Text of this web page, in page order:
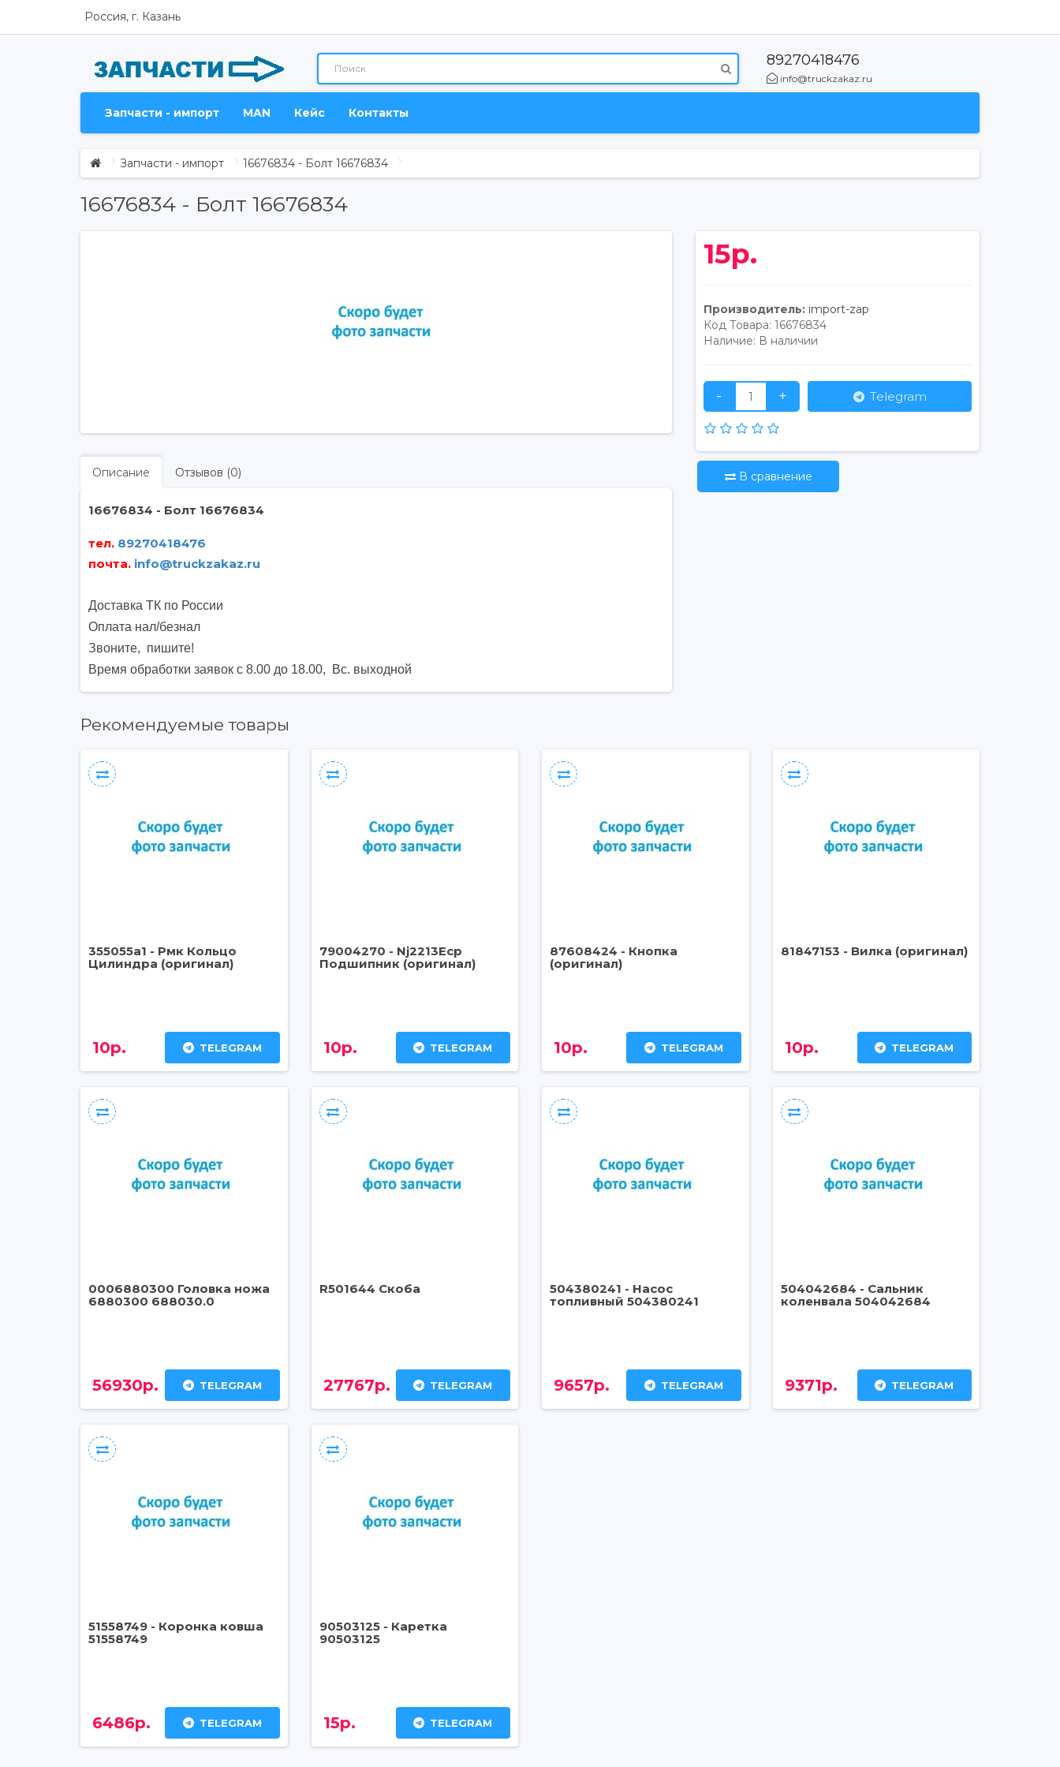
Россия, г. Казань
89270418476
info@truckzakaz.ru
Запчасти - импорт MAN Кейс Контакты
Запчасти - импорт 16676834 - Болт 16676834
16676834 - Болт 16676834
Описание Отзывов (0)
16676834 - Болт 16676834
тел. 89270418476
почта. info@truckzakaz.ru
Доставка ТК по России
Оплата нал/безнал
Звоните, пишите!
Время обработки заявок с 8.00 до 18.00, Вс. выходной
15р.
Производитель: import-zap
Код Товара: 16676834
Наличие: В наличии
- + Telegram
В сравнение
Рекомендуемые товары
355055a1 - Рмк Кольцо
Цилиндра (оригинал)
10р. TELEGRAM
79004270 - Nj2213Ecp
Подшипник (оригинал)
10р. TELEGRAM
87608424 - Кнопка
(оригинал)
10р. TELEGRAM
81847153 - Вилка (оригинал)
10р. TELEGRAM
0006880300 Головка ножа
6880300 688030.0
56930р. TELEGRAM
R501644 Скоба
27767р. TELEGRAM
504380241 - Насос
топливный 504380241
9657р. TELEGRAM
504042684 - Сальник
коленвала 504042684
9371р. TELEGRAM
51558749 - Коронка ковша
51558749
6486р. TELEGRAM
90503125 - Каретка
90503125
15р. TELEGRAM